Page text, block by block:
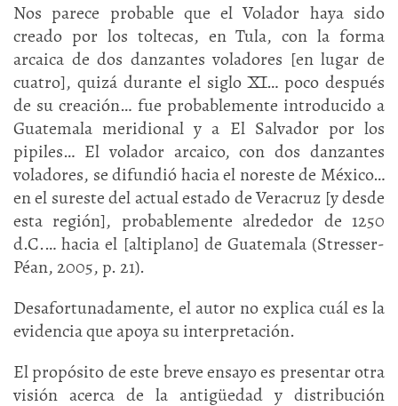
Nos parece probable que el Volador haya sido
creado por los toltecas, en Tula, con la forma
arcaica de dos danzantes voladores [en lugar de
cuatro], quizá durante el siglo XI… poco después
de su creación… fue probablemente introducido a
Guatemala meridional y a El Salvador por los
pipiles… El volador arcaico, con dos danzantes
voladores, se difundió hacia el noreste de México…
en el sureste del actual estado de Veracruz [y desde
esta región], probablemente alrededor de 1250
d.C.… hacia el [altiplano] de Guatemala (Stresser-
Péan, 2005, p. 21).
Desafortunadamente, el autor no explica cuál es la
evidencia que apoya su interpretación.
El propósito de este breve ensayo es presentar otra
visión acerca de la antigüedad y distribución